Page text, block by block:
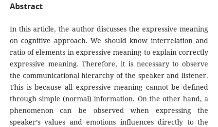
Abstract
In this article, the author discusses the expressive meaning
on cognitive approach. We should know interrelation and
ratio of elements in expressive meaning to explain correctly
expressive meaning. Therefore, it is necessary to observe
the communicational hierarchy of the speaker and listener.
This is because all expressive meaning cannot be defined
through simple (normal) information. On the other hand, a
phenomenon can be observed when expressing the
speaker’s values and emotions influences directly to the